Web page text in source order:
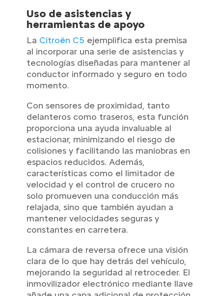
Uso de asistencias y
herramientas de apoyo
La Citroën C5 ejemplifica esta premisa
al incorporar una serie de asistencias y
tecnologías diseñadas para mantener al
conductor informado y seguro en todo
momento.
Con sensores de proximidad, tanto
delanteros como traseros, esta función
proporciona una ayuda invaluable al
estacionar, minimizando el riesgo de
colisiones y facilitando las maniobras en
espacios reducidos. Además,
características como el limitador de
velocidad y el control de crucero no
solo promueven una conducción más
relajada, sino que también ayudan a
mantener velocidades seguras y
constantes en carretera.
La cámara de reversa ofrece una visión
clara de lo que hay detrás del vehículo,
mejorando la seguridad al retroceder. El
inmovilizador electrónico mediante llave